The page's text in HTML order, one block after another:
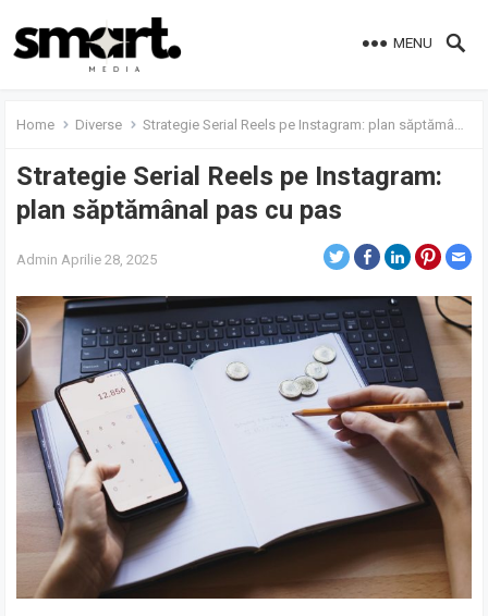
MENU
Home Diverse Strategie Serial Reels pe Instagram: plan săptămânal pas cu pas
Strategie Serial Reels pe Instagram:
plan săptămânal pas cu pas
Admin Aprilie 28, 2025